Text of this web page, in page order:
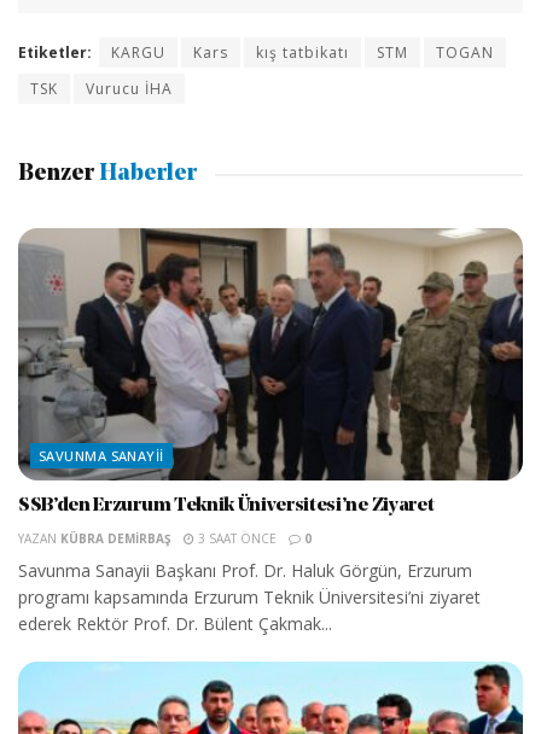
Etiketler: KARGU Kars kış tatbikatı STM
TOGAN
TSK
Vurucu İHA
Benzer Haberler
SAVUNMA SANAYII
SSB’den Erzurum Teknik Üniversitesi’ne Ziyaret
YAZAN KÜBRA DEMIRBAŞ 3 SAAT ÖNCE 0
Savunma Sanayii Başkanı Prof. Dr. Haluk Görgün, Erzurum
programı kapsamında Erzurum Teknik Üniversitesi’ni ziyaret
ederek Rektör Prof. Dr. Bülent Çakmak...